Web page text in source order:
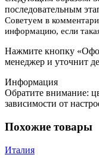
последовательным
Советуем в
информацию, если
Нажмите кнопку
менеджер и уточнит
Информация
Обратите внимание:
зависимости от
Похожие товары
Италия